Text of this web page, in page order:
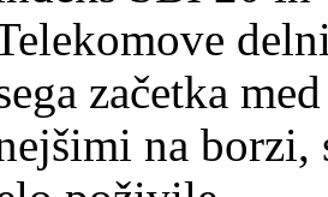
začetka med
na borzi,